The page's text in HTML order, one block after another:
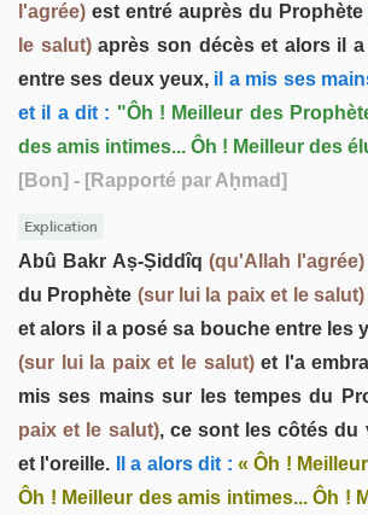
l'agrée) est entré auprès du Prophète
le salut)après son décès et alors il
entre ses deux yeux, il a mis ses
et il a dit : "Ôh ! Meilleur des
des amis intimes... Ôh ! Meilleur des
[Bon] - [Rapporté par Aḥmad]
Explication
Abû Bakr Aṣ-Ṣiddîq (qu'Allah l'agrée)
du Prophète (sur lui la paix et le salut)
et alors il a posé sa bouche entre les
(sur lui la paix et le salut)et l'a
mis ses mains sur les tempes du
paix et le salut), ce sont les côtés du
et l'oreille. Il a alors dit : « Ôh !
Ôh ! Meilleur des amis intimes... Ôh !